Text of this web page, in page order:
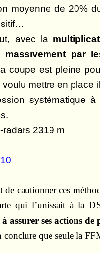
moyenne de 20%
avec la
massivement par
coupe est pleine
voulu mettre en
systématique à
de cautionner ces
qui l’unissait à la
assurer ses actions de
conclure que seule la